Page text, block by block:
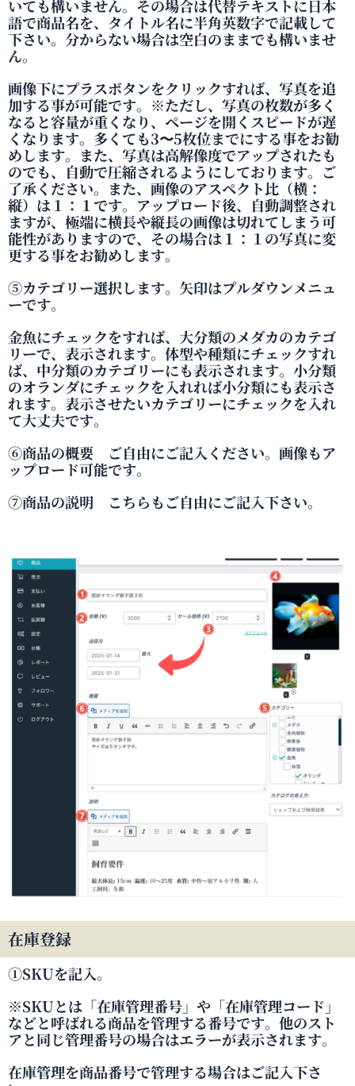
いても構いません。その場合は代替テキストに日本
語で商品名を、タイトル名に半角英数字で記載して
下さい。分からない場合は空白のままでも構いませ
ん。
画像下にプラスボタンをクリックすれば、写真を追
加する事が可能です。※ただし、写真の枚数が多く
なると容量が重くなり、ページを開くスピードが遅
くなります。多くても3〜5枚位までにする事をお勧
めします。また、写真は高解像度でアップされたも
のでも、自動で圧縮されるようにしております。ご
了承ください。また、画像のアスペクト比（横：
縦）は１：１です。アップロード後、自動調整され
ますが、極端に横長や縦長の画像は切れてしまう可
能性がありますので、その場合は１：１の写真に変
更する事をお勧めします。
⑤カテゴリー選択します。矢印はプルダウンメニュ
ーです。
金魚にチェックをすれば、大分類のメダカのカテゴ
リーで、表示されます。体型や種類にチェックすれ
ば、中分類のカテゴリーにも表示されます。小分類
のオランダにチェックを入れれば小分類にも表示さ
れます。表示させたいカテゴリーにチェックを入れ
て大丈夫です。
⑥商品の概要 ご自由にご記入ください。画像もア
ップロード可能です。
⑦商品の説明 こちらもご自由にご記入下さい。
在庫登録
①SKUを記入。
※SKUとは「在庫管理番号」や「在庫管理コード」
などと呼ばれる商品を管理する番号です。他のスト
アと同じ管理番号の場合はエラーが表示されます。
在庫管理を商品番号で管理する場合はご記入下さ